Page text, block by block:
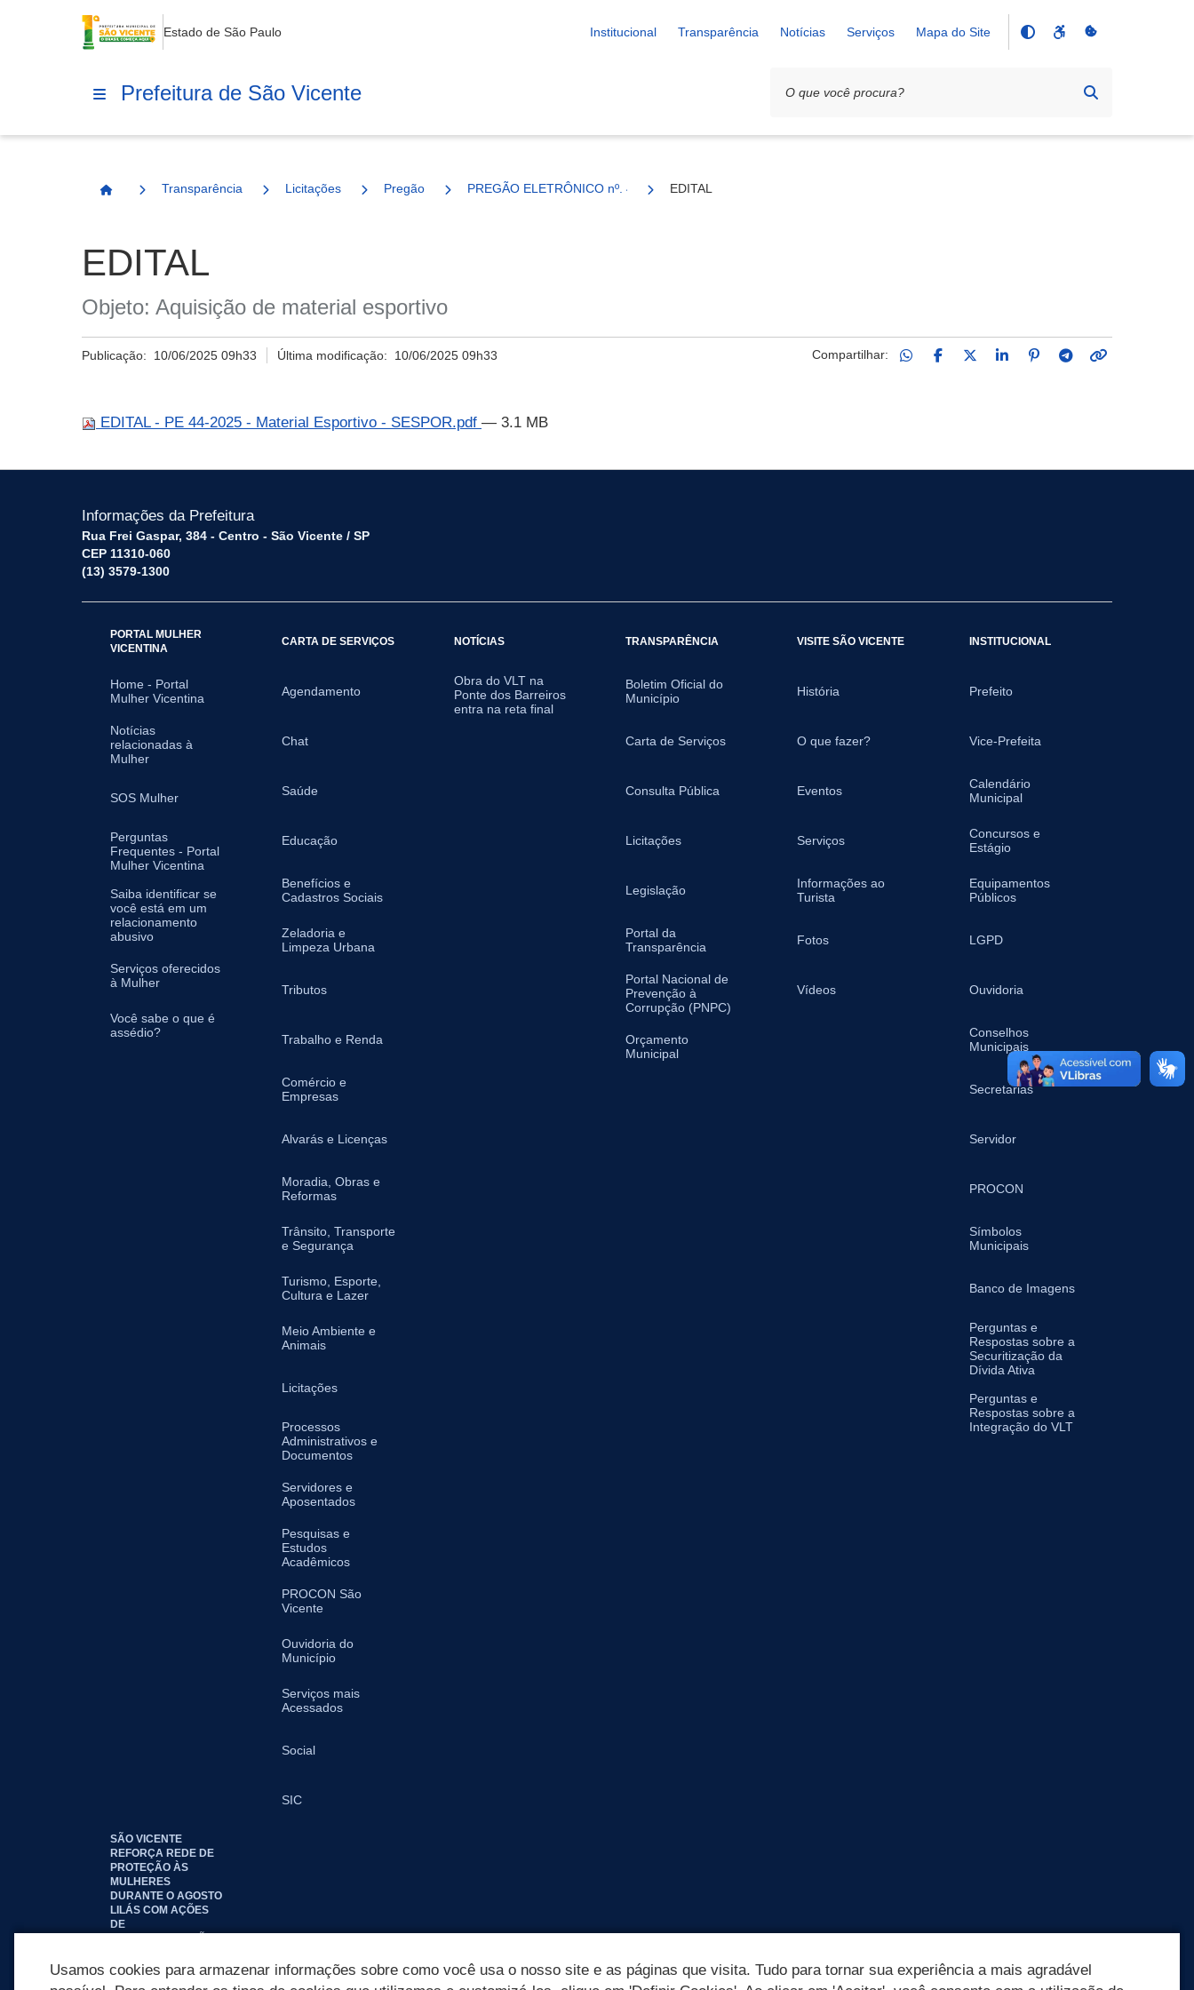
Estado de São Paulo Institucional Transparência Notícias Serviços Mapa do Site
Prefeitura de São Vicente
Página Inicial
Transparência Licitações Pregão PREGÃO ELETRÔNICO nº. 44/25 EDITAL
EDITAL
Objeto: Aquisição de material esportivo
Publicação: 10/06/2025 09h33 Última modificação: 10/06/2025 09h33 Compartilhar:
EDITAL - PE 44-2025 - Material Esportivo - SESPOR.pdf — 3.1 MB
Informações da Prefeitura
Rua Frei Gaspar, 384 - Centro - São Vicente / SP
CEP 11310-060
(13) 3579-1300
PORTAL MULHER
VICENTINA
Home - Portal
Mulher Vicentina
Notícias
relacionadas à
Mulher
SOS Mulher
Perguntas
Frequentes - Portal
Mulher Vicentina
Saiba identificar se
você está em um
relacionamento
abusivo
Serviços oferecidos
à Mulher
Você sabe o que é
assédio?
CARTA DE SERVIÇOS
Agendamento
Chat
Saúde
Educação
Benefícios e
Cadastros Sociais
Zeladoria e
Limpeza Urbana
Tributos
Trabalho e Renda
Comércio e
Empresas
Alvarás e Licenças
Moradia, Obras e
Reformas
Trânsito, Transporte
e Segurança
Turismo, Esporte,
Cultura e Lazer
Meio Ambiente e
Animais
Licitações
Processos
Administrativos e
Documentos
Servidores e
Aposentados
Pesquisas e
Estudos
Acadêmicos
PROCON São
Vicente
Ouvidoria do
Município
Serviços mais
Acessados
Social
SIC
NOTÍCIAS
Obra do VLT na
Ponte dos Barreiros
entra na reta final
TRANSPARÊNCIA
Boletim Oficial do
Município
Carta de Serviços
Consulta Pública
Licitações
Legislação
Portal da
Transparência
Portal Nacional de
Prevenção à
Corrupção (PNPC)
Orçamento
Municipal
VISITE SÃO VICENTE
História
O que fazer?
Eventos
Serviços
Informações ao
Turista
Fotos
Vídeos
INSTITUCIONAL
Prefeito
Vice-Prefeita
Calendário
Municipal
Concursos e
Estágio
Equipamentos
Públicos
LGPD
Ouvidoria
Conselhos
Municipais
Secretarias
Servidor
PROCON
Símbolos
Municipais
Banco de Imagens
Perguntas e
Respostas sobre a
Securitização da
Dívida Ativa
Perguntas e
Respostas sobre a
Integração do VLT
SÃO VICENTE
REFORÇA REDE DE
PROTEÇÃO ÀS
MULHERES
DURANTE O AGOSTO
LILÁS COM AÇÕES
DE
Usamos cookies para armazenar informações sobre como você usa o nosso site e as páginas que visita. Tudo para tornar sua experiência a mais agradável